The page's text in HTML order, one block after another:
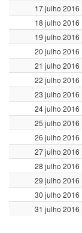
17 julho 2016
18 julho 2016
19 julho 2016
20 julho 2016
21 julho 2016
22 julho 2016
23 julho 2016
24 julho 2016
25 julho 2016
26 julho 2016
27 julho 2016
28 julho 2016
29 julho 2016
30 julho 2016
31 julho 2016